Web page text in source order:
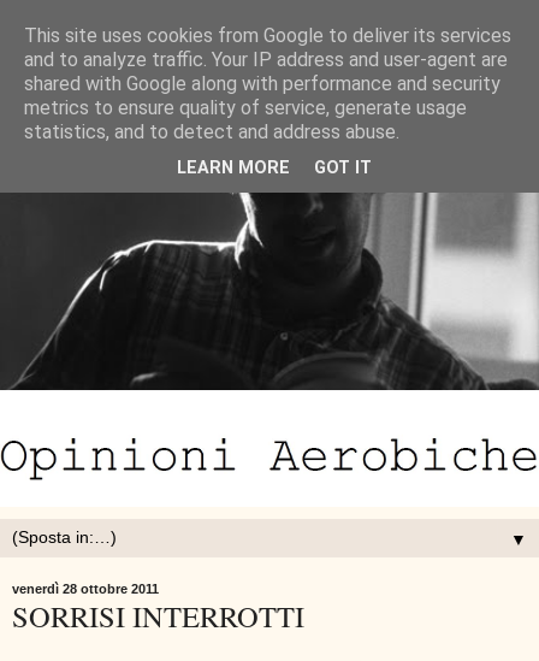
▼
venerdì 28 ottobre 2011
SORRISI INTERROTTI
This site uses cookies from Google to deliver its services
and to analyze traffic. Your IP address and user-agent are
shared with Google along with performance and security
metrics to ensure quality of service, generate usage
statistics, and to detect and address abuse.
LEARN MORE GOT IT